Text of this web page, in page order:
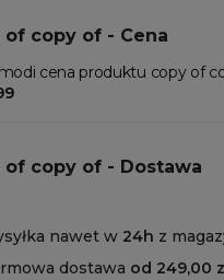
of copy of - Cena
cena produktu copy of
of copy of - Dostawa
nawet w 24h z
dostawa od 249,00